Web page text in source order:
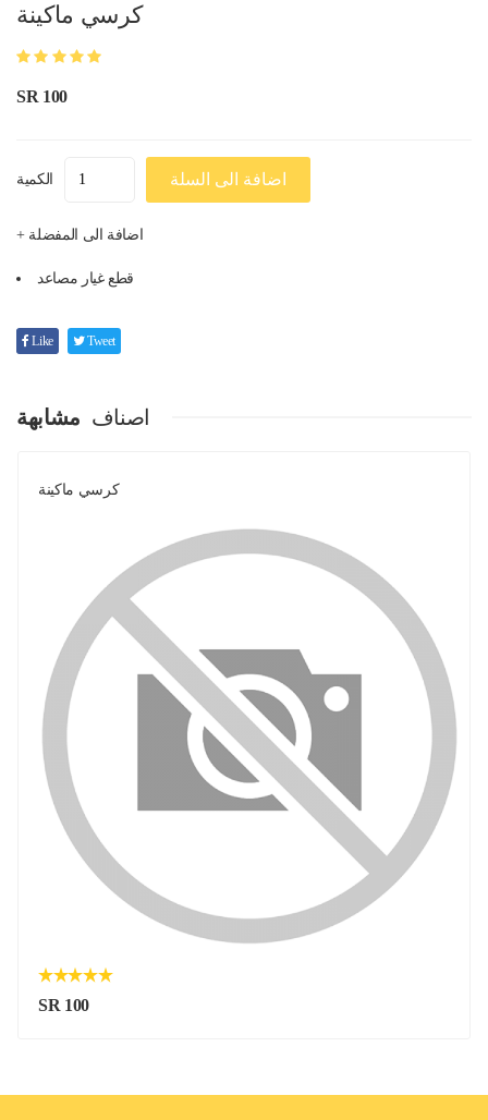
كرسي ماكينة
SR 100
الكمية اضافة الى السلة
+ اضافة الى المفضلة
قطع غيار مصاعد
Like Tweet
اصناف مشابهة
كرسي ماكينة
SR 100